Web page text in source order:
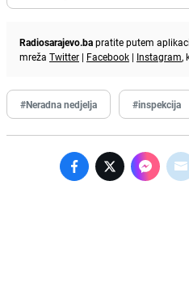
Radiosarajevo.bapratite putem
mreža Twitter | Facebook | Instagram,
#Neradna nedjelja #inspekcija